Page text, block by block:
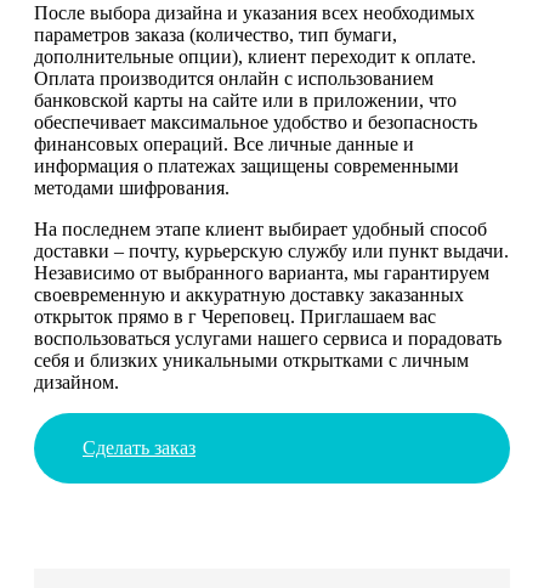
После выбора дизайна и указания всех необходимых
параметров заказа (количество, тип бумаги,
дополнительные опции), клиент переходит к оплате.
Оплата производится онлайн с использованием
банковской карты на сайте или в приложении, что
обеспечивает максимальное удобство и безопасность
финансовых операций. Все личные данные и
информация о платежах защищены современными
методами шифрования.
На последнем этапе клиент выбирает удобный способ
доставки – почту, курьерскую службу или пункт выдачи.
Независимо от выбранного варианта, мы гарантируем
своевременную и аккуратную доставку заказанных
открыток прямо в г Череповец. Приглашаем вас
воспользоваться услугами нашего сервиса и порадовать
себя и близких уникальными открытками с личным
дизайном.
Сделать заказ